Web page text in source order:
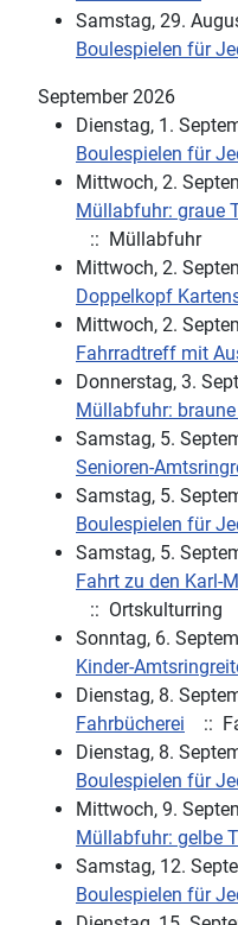
Samstag, 29.
Boulespielen für
September 2026
Dienstag, 1.
Boulespielen für
Mittwoch, 2.
Müllabfuhr: graue
:: Müllabfuhr
Mittwoch, 2.
Doppelkopf
Mittwoch, 2.
Fahrradtreff mit
Donnerstag, 3.
Müllabfuhr:
Samstag, 5.
Senioren-
Samstag, 5.
Boulespielen für
Samstag, 5.
Fahrt zu den Karl-
:: Ortskulturring
Sonntag, 6.
Kinder-
Dienstag, 8.
Fahrbücherei
::
Dienstag, 8.
Boulespielen für
Mittwoch, 9.
Müllabfuhr: gelbe
Samstag, 12.
Boulespielen für